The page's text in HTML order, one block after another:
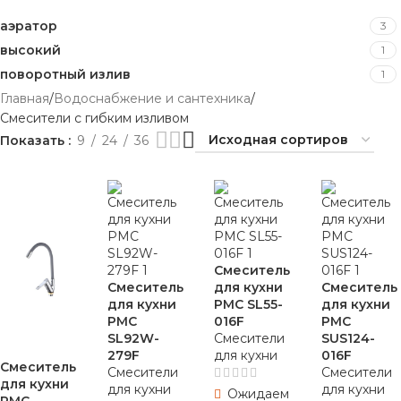
аэратор 3
высокий 1
поворотный излив 1
Главная Водоснабжение и сантехника
Смесители с гибким изливом
Показать
9 24 36
Смеситель
для кухни
Смеситель
для кухни
РМС
SL92W-
279F
Смесители
для кухни
Смеситель
для кухни
РМС SL55-
016F
Смесители
для кухни
Ожидаем
Смеситель
для кухни
РМС
SUS124-
016F
Смесители
для кухни